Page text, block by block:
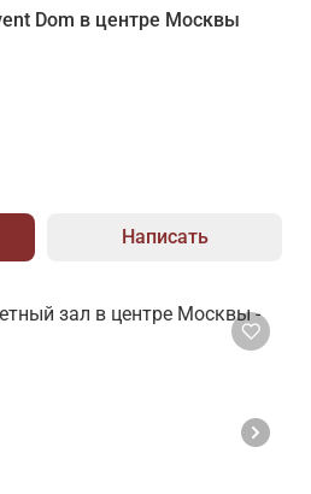
Dom в центре Москвы
Написать